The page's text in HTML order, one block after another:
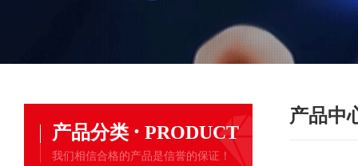
产品分类 · PRODUCT
我们相信合格的产品是信誉的保证！
产品中